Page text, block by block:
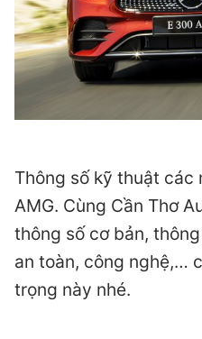
Thông số kỹ thuật các
AMG. Cùng Cần Thơ
thông số cơ bản,
an toàn, công nghệ,…
trọng này nhé.